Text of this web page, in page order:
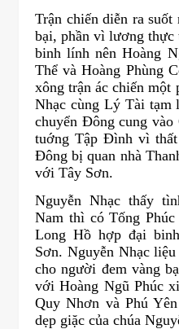
Trận chiến diễn ra suốt
bại, phần vì lương thực
binh lính nên Hoàng
Thể và Hoàng Phùng
xông trận ác chiến một
Nhạc cùng Lý Tài tạm
chuyển Đông cung
tuớng Tập Đình vì thất
Đông bị quan nhà
với Tây Sơn.
Nguyễn Nhạc thấy
Nam thì có Tống
Long Hồ hợp đại
Sơn. Nguyễn Nhạc
cho người đem vàng
với Hoàng Ngũ Phúc
Quy Nhơn và Phú
dẹp giặc của chúa